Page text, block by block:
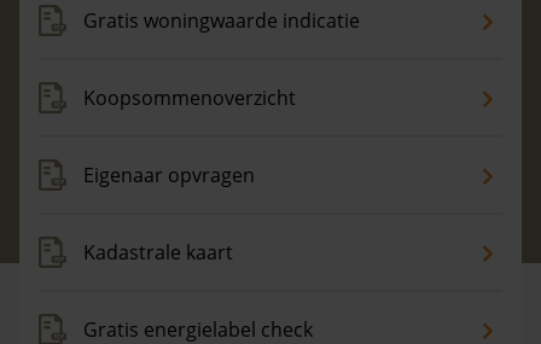
Gratis woningwaarde indicatie
Koopsommenoverzicht
Eigenaar opvragen
Kadastrale kaart
Gratis energielabel check